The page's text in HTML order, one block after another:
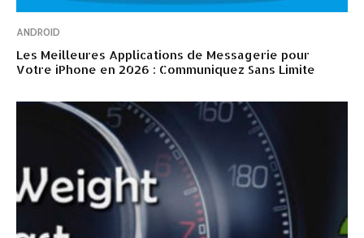
ANDROID
Les Meilleures Applications de Messagerie pour
Votre iPhone en 2026 : Communiquez Sans Limite